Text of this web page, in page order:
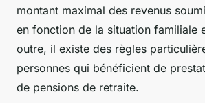
montant maximal des revenus
en fonction de la situation familiale
outre, il existe des règles
personnes qui bénéficient de
de pensions de retraite.